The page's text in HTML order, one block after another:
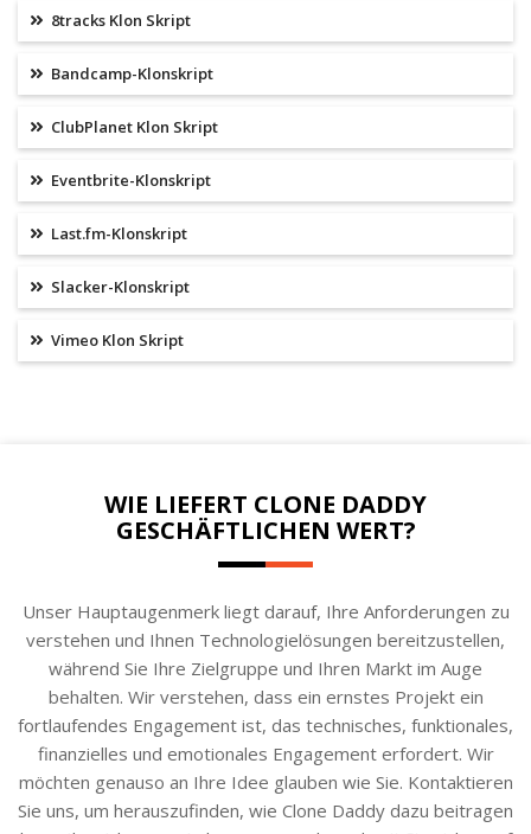
8tracks Klon Skript
Bandcamp-Klonskript
ClubPlanet Klon Skript
Eventbrite-Klonskript
Last.fm-Klonskript
Slacker-Klonskript
Vimeo Klon Skript
WIE LIEFERT CLONE DADDY
GESCHÄFTLICHEN WERT?
Unser Hauptaugenmerk liegt darauf, Ihre Anforderungen zu
verstehen und Ihnen Technologielösungen bereitzustellen,
während Sie Ihre Zielgruppe und Ihren Markt im Auge
behalten. Wir verstehen, dass ein ernstes Projekt ein
fortlaufendes Engagement ist, das technisches, funktionales,
finanzielles und emotionales Engagement erfordert. Wir
möchten genauso an Ihre Idee glauben wie Sie. Kontaktieren
Sie uns, um herauszufinden, wie Clone Daddy dazu beitragen